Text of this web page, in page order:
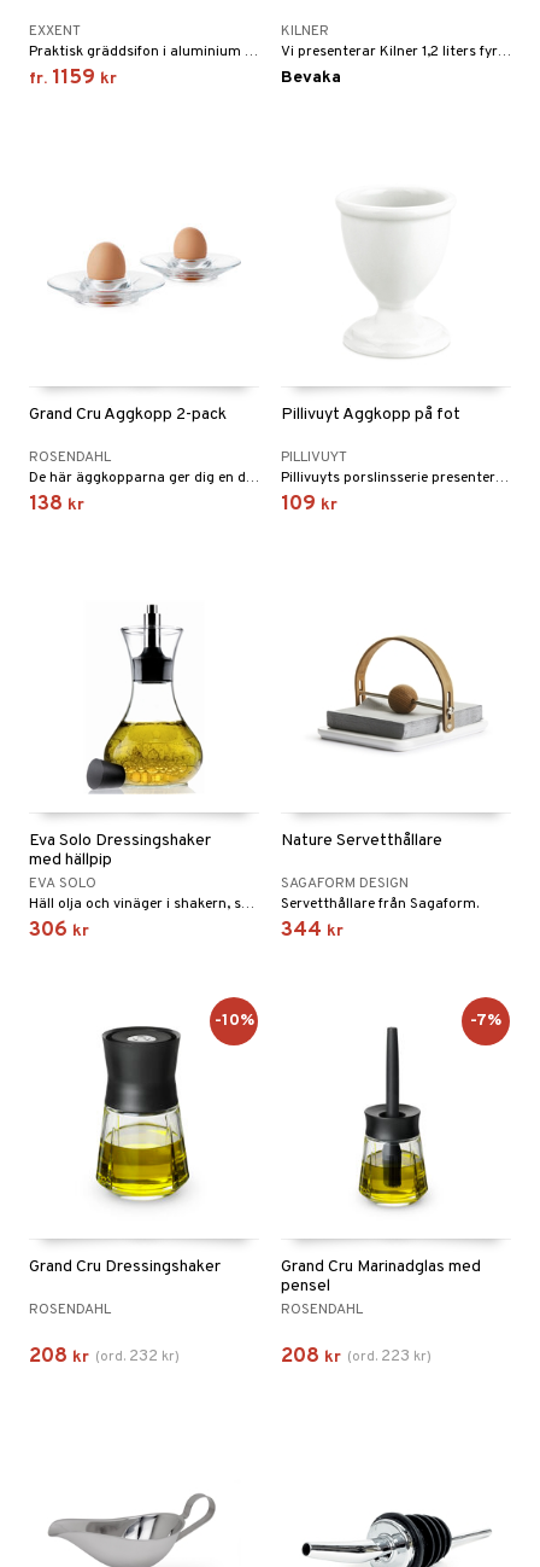
EXXENT
Praktisk gräddsifon i aluminium som gör grädde effektivt och enkelt utan att vispa. En gräddsifon som tål upp till 75 grader vilket resulterar i att den även är lämpad för att hantera såser eller liknande.
fr. 1159 kr
KILNER
Vi presenterar Kilner 1,2 liters fyrkantig kylskåps kanna i glas, den perfekta kombinationen av praktiska egenskaper och elegans.
Bevaka
Grand Cru Äggkopp 2-pack
ROSENDAHL
De här äggkopparna ger dig en designupplevelse vid frukostbordet och har även plats för en sked på kanten.
138 kr
Pillivuyt Äggkopp på fot
PILLIVUYT
Pillivuyts porslinsserie presenterar maten på vackrast möjliga vis och skapar en fulländad kulinarisk upplevelse från ugn till bord.
109 kr
Eva Solo Dressingshaker
med hällpip
EVA SOLO
Häll olja och vinäger i shakern, skaka om ordentligt och servera.
306 kr
Nature Servetthållare
SAGAFORM DESIGN
Servetthållare från Sagaform.
344 kr
Grand Cru Dressingshaker
ROSENDAHL
208 kr (ord. 232 kr)
-10%
Grand Cru Marinadglas med
pensel
ROSENDAHL
208 kr (ord. 223 kr)
-7%